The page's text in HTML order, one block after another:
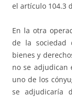
el artículo 104.3
En la otra
de la sociedad
bienes y
no se adjudican
uno de los
se adjudicaría